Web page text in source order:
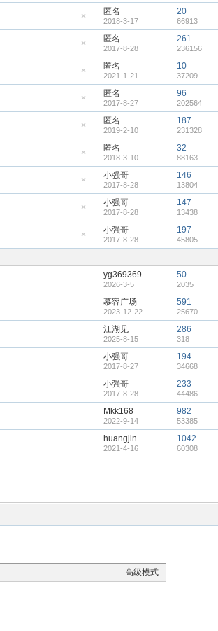
藏
置
帖
藏
置
帖
匿名
2018-3-17
20
66913
藏
置
帖
匿名
2017-8-28
261
236156
藏
置
帖
匿名
2021-1-21
10
37209
藏
置
帖
匿名
2017-8-27
96
202564
藏
置
帖
匿名
2019-2-10
187
231328
藏
置
帖
匿名
2018-3-10
32
88163
藏
置
帖
小强哥
2017-8-28
146
13804
藏
置
帖
小强哥
2017-8-28
147
13438
藏
顶
小强哥
2017-8-28
197
45805
yg369369
2026-3-5
50
2035
慕容广场
2023-12-22
591
25670
江湖见
2025-8-15
286
318
小强哥
2017-8-27
194
34668
小强哥
2017-8-28
233
44486
Mkk168
2022-9-14
982
53385
huangjin
2021-4-16
1042
60308
高级模式